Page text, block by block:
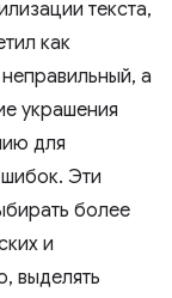
текста,
как
а
украшения
для
Эти
более
и
выделять